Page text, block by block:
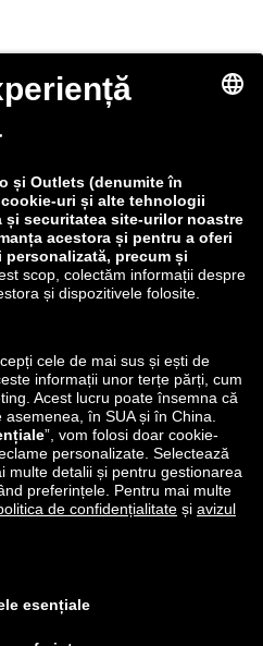
Modalități de plată
Expediere și partener de
livrare